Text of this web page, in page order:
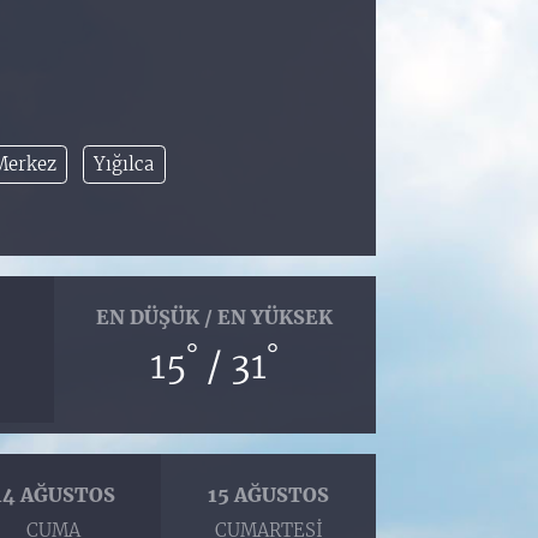
Yığılca
EN DÜŞÜK / EN YÜKSEK
15° / 31°
AĞUSTOS
CUMA
15 AĞUSTOS
CUMARTESI